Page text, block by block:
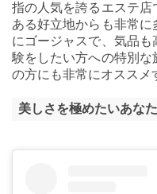
指の人気を誇るエステ店
ある好立地からも非常
にゴージャスで、気品
験をしたい方への特別
の方にも非常にオススメ
美しさを極めたいあな